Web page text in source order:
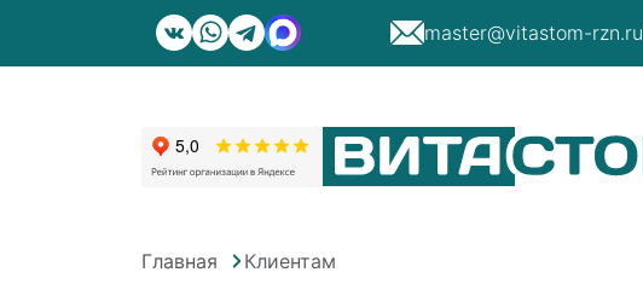
master@vitastom-rzn.ru
Главная Клиентам